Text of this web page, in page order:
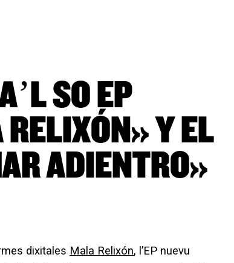
SO EP
Y EL
ADIENTRO»
dixitales Mala Relixón, l’EP nuevu